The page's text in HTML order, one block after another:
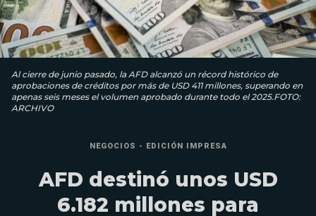
Al cierre de junio pasado, la AFD alcanzó un récord histórico de
aprobaciones de créditos por más de USD 411 millones, superando en
apenas seis meses el volumen aprobado durante todo el 2025.FOTO:
ARCHIVO
NEGOCIOS - EDICIÓN IMPRESA
AFD destinó unos USD
6.182 millones para